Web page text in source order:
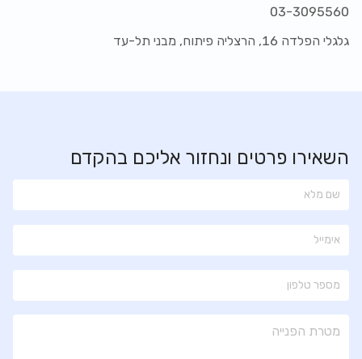
03-3095560
גלגלי הפלדה 16, הרצליה פיתוח, מבני תל-עד
השאירו פרטים ונחזור אליכם בהקדם